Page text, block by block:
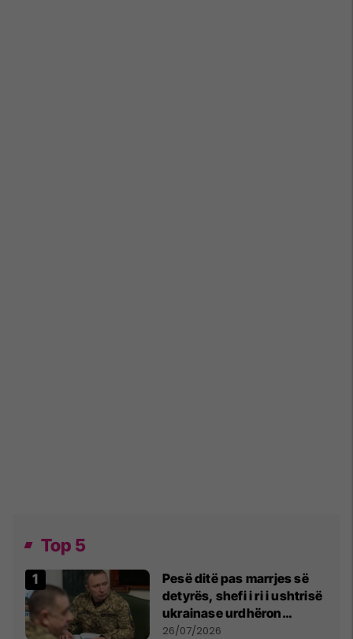
Top 5
Pesë ditë pas marrjes së
detyrës, shefi i ri i ushtrisë
ukrainase urdhëron
kontroll të madh
26/07/2026